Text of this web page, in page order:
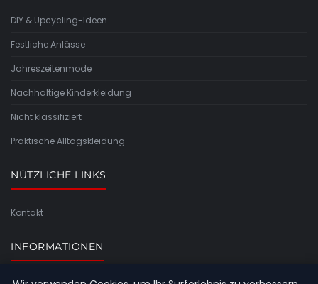
DIY & Upcycling-Ideen
Festliche Anlässe
Jahreszeitenmode
Nachhaltige Kinderkleidung
Nicht klassifiziert
Praktische Alltagskleidung
NÜTZLICHE LINKS
Kontakt
INFORMATIONEN